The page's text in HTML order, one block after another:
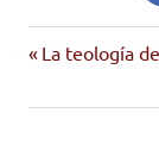
de
Entrada
La teología